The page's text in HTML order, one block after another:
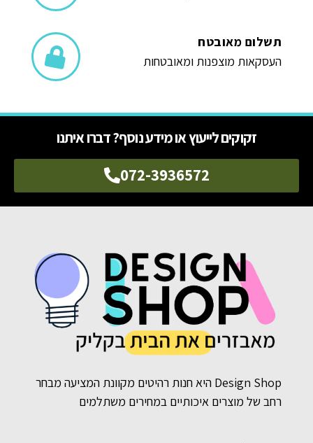
תשלום מאובטח
העסקאות מוצפנות ומאובטחות
זקוקים לייעוץ או מידע נוסף? דברו איתנו
072-3936572
Design Shop היא חנות רהיטים מקוונת המציעה מבחר
רחב של מוצרים איכותיים במחירים משתלמים